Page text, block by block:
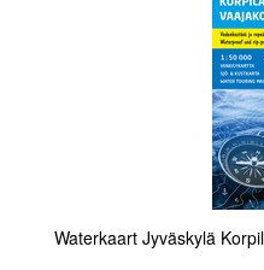
Waterkaart Jyväskylä